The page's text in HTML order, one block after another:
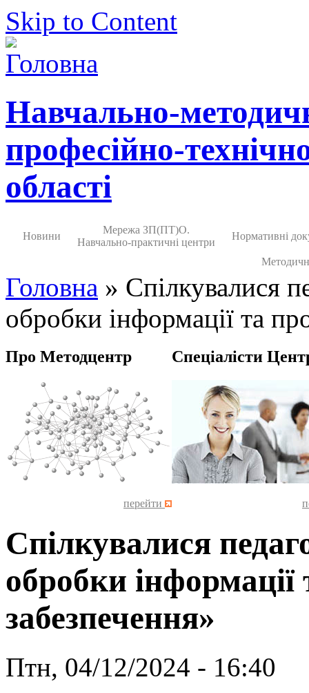
Skip to Content
Навчально-
професійно-
області
Новини
Мережа ЗП(ПТ)О.
Навчально-практичні центри
Нормативні
Головна » Спілкувалися
обробки інформації та
Про Методцентр
перейти
Спеціалісти
Спілкувалися
обробки
забезпечення»
Птн, 04/12/2024 - 16:40